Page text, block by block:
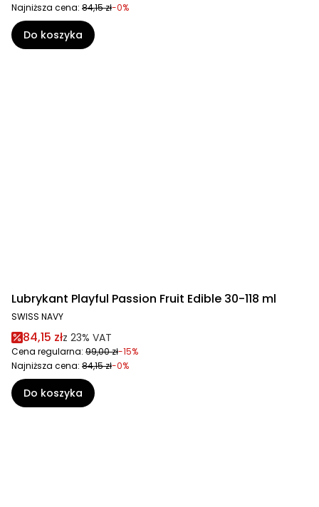
Najniższa cena: 84,15 zł-0%
Do koszyka
Lubrykant Playful Passion Fruit Edible 30-118 ml
SWISS NAVY
84,15 złz 23% VAT
Cena regularna: 99,00 zł-15%
Najniższa cena: 84,15 zł-0%
Do koszyka